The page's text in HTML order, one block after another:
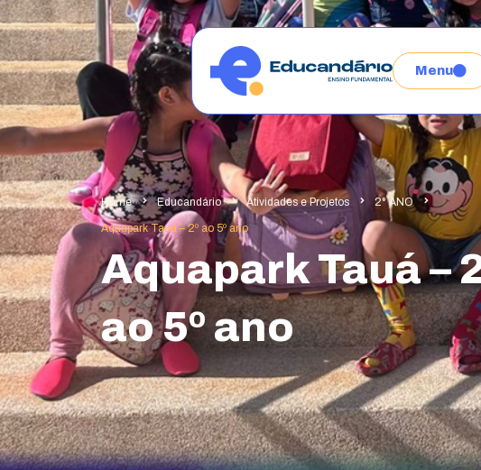
Menu
Home Educandário Atividades e Projetos 2° ANO
Aquapark Tauá – 2º ao 5º ano
Aquapark Tauá –
ao 5º ano